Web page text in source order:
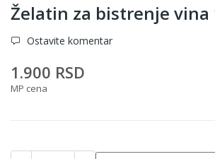
Želatin za bistrenje vina
Ostavite komentar
1.900 RSD
MP cena